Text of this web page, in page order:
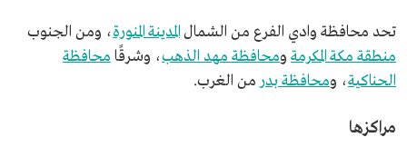
تحد محافظة وادي الفرع من الشمالالمدينة المنورة، ومن الجنوب
منطقة مكة المكرمة ومحافظة مهد الذهب، وشرقًا محافظة
الحناكية، ومحافظة بدر من الغرب.
مراكزها